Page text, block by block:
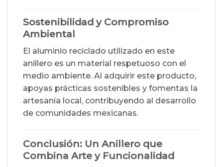
Sostenibilidad y Compromiso
Ambiental
El aluminio reciclado utilizado en este
anillero es un material respetuoso con el
medio ambiente. Al adquirir este producto,
apoyas prácticas sostenibles y fomentas la
artesanía local, contribuyendo al desarrollo
de comunidades mexicanas.
Conclusión: Un Anillero que
Combina Arte y Funcionalidad